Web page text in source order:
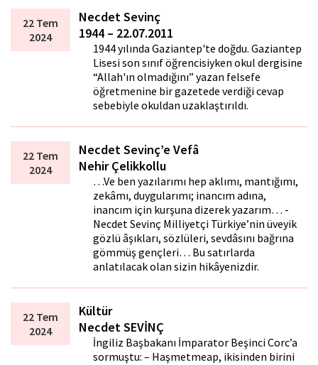
22 Tem
2024
Necdet Sevinç
1944 – 22.07.2011
1944 yılında Gaziantep'te doğdu. Gaziantep
Lisesi son sınıf öğrencisiyken okul dergisine
“Allah'ın olmadığını” yazan felsefe
öğretmenine bir gazetede verdiği cevap
sebebiyle okuldan uzaklaştırıldı.
22 Tem
2024
Necdet Sevinç’e Vefâ
Nehir Çelikkollu
…Ve ben yazılarımı hep aklımı, mantığımı,
zekâmı, duygularımı; inancım adına,
inancım için kurşuna dizerek yazarım… -
Necdet Sevinç Milliyetçi Türkiye’nin üveyik
gözlü âşıkları, sözlüleri, sevdâsını bağrına
gömmüş gençleri… Bu satırlarda
anlatılacak olan sizin hikâyenizdir.
22 Tem
2024
Kültür
Necdet SEVİNÇ
İngiliz Başbakanı İmparator Beşinci Corc’a
sormuştu: – Haşmetmeap, ikisinden birini